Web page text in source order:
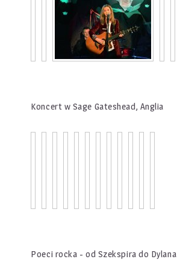
Koncert w Sage Gateshead, Anglia
Poeci rocka - od Szekspira do Dylana